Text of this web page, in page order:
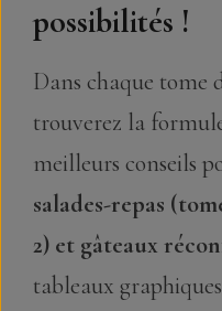
possibilités !
Dans chaque tome
trouverez la
meilleurs conseils
salades-repas
2) et gâteaux
tableaux